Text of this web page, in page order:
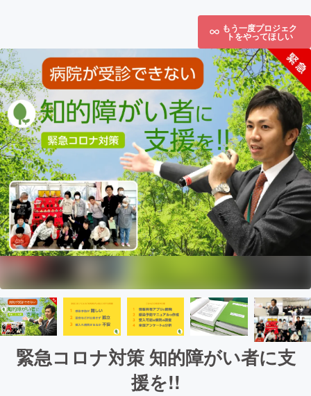
もう一度プロジェク
トをやってほしい
緊急コロナ対策 知的障がい者に支
援を!!